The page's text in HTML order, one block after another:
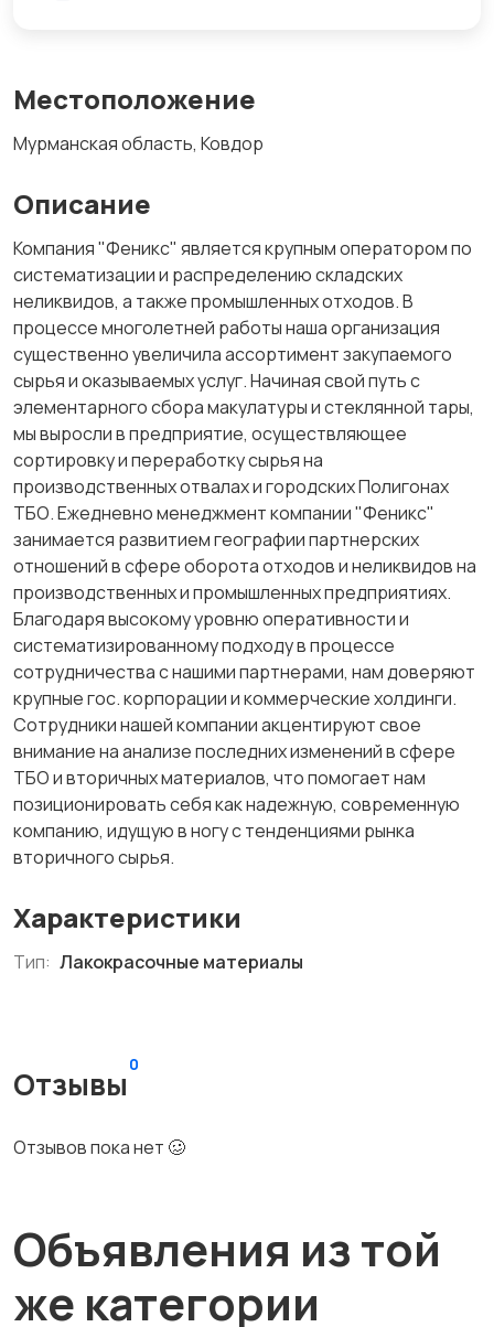
Местоположение
Мурманская область, Ковдор
Описание
Компания "Феникс" является крупным оператором по
систематизации и распределению складских
неликвидов, а также промышленных отходов. В
процессе многолетней работы наша организация
существенно увеличила ассортимент закупаемого
сырья и оказываемых услуг. Начиная свой путь с
элементарного сбора макулатуры и стеклянной тары,
мы выросли в предприятие, осуществляющее
сортировку и переработку сырья на
производственных отвалах и городских Полигонах
ТБО. Ежедневно менеджмент компании "Феникс"
занимается развитием географии партнерских
отношений в сфере оборота отходов и неликвидов на
производственных и промышленных предприятиях.
Благодаря высокому уровню оперативности и
систематизированному подходу в процессе
сотрудничества с нашими партнерами, нам доверяют
крупные гос. корпорации и коммерческие холдинги.
Сотрудники нашей компании акцентируют свое
внимание на анализе последних изменений в сфере
ТБО и вторичных материалов, что помогает нам
позиционировать себя как надежную, современную
компанию, идущую в ногу с тенденциями рынка
вторичного сырья.
Характеристики
Тип: Лакокрасочные материалы
Отзывы
0
Отзывов пока нет 🥴
Объявления из той
же категории